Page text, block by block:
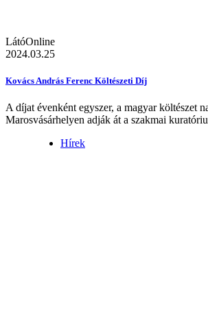
LátóOnline
2024.03.25
Kovács András Ferenc Költészeti Díj
A díjat évenként egyszer, a magyar költészet
Marosvásárhelyen adják át a szakmai
Hírek